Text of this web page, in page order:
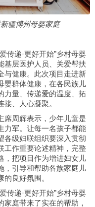
疆博州母婴家庭
传递·更好开始”乡村母婴
基层医护人员、关爱帮扶
与健康。此次项目走进新
婴群体健康，在各民族儿
力量、传递爱的温度、拓
、人心凝聚。
席周辉表示，少年儿童是
力军。让每一名孩子都能
各级妇联组织要深入贯彻
工作重要论述精神，完整
，把项目作为增进妇女儿
，引导和帮助各族家庭儿
良好氛围。
传递·更好开始”乡村母婴
庭带来了实在的帮助，